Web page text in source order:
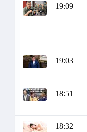
19:09
19:03
18:51
18:32